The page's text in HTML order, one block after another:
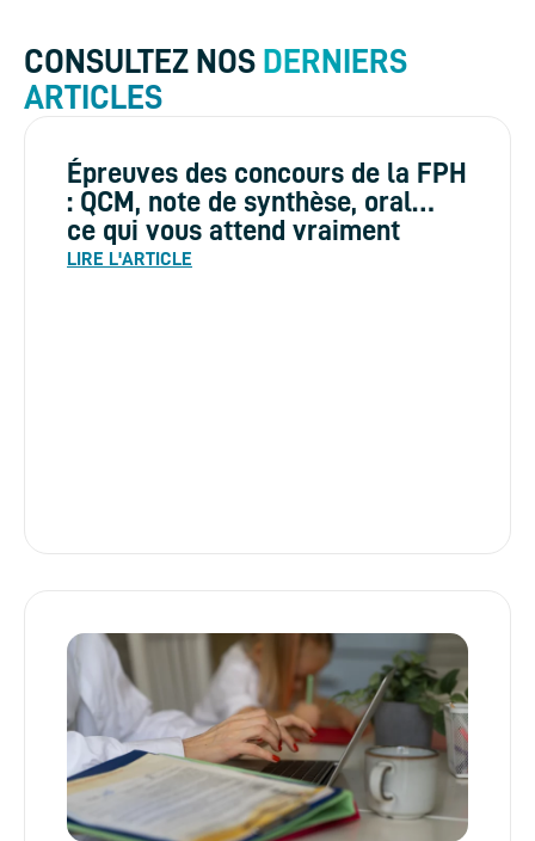
CONSULTEZ NOS DERNIERS
ARTICLES
Épreuves des concours de la FPH
: QCM, note de synthèse, oral…
ce qui vous attend vraiment
LIRE L'ARTICLE